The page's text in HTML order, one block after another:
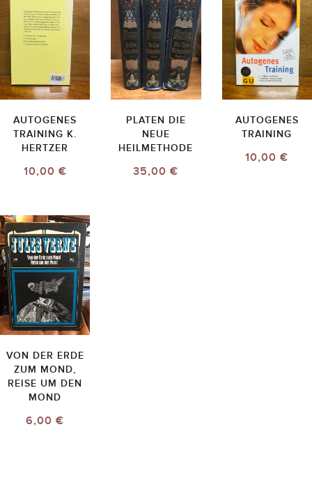
AUTOGENES
TRAINING K.
HERTZER
10,00 €
PLATEN DIE
NEUE
HEILMETHODE
35,00 €
AUTOGENES
TRAINING
10,00 €
VON DER ERDE
ZUM MOND,
REISE UM DEN
MOND
6,00 €